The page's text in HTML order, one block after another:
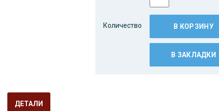
Количество В КОРЗИНУ
В ЗАКЛАДКИ
ДЕТАЛИ